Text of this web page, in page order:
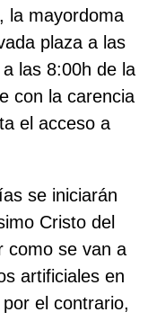
la mayordoma
plaza a las
las 8:00h de la
con la carencia
el acceso a
se iniciarán
Cristo del
como se van a
artificiales en
el contrario,